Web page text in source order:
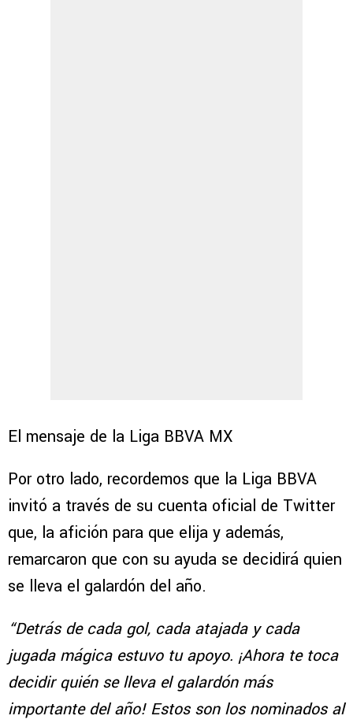
El mensaje de la Liga BBVA MX
Por otro lado, recordemos que la Liga BBVA
invitó a través de su cuenta oficial de Twitter
que, la afición para que elija y además,
remarcaron que con su ayuda se decidirá quien
se lleva el galardón del año.
“Detrás de cada gol, cada atajada y cada
jugada mágica estuvo tu apoyo. ¡Ahora te toca
decidir quién se lleva el galardón más
importante del año! Estos son los nominados al